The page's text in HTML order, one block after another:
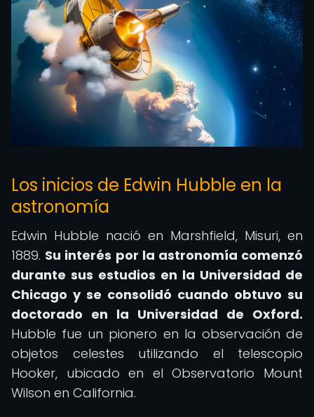
Los inicios de Edwin Hubble en la
astronomía
Edwin Hubble nació en Marshfield, Misuri, en
1889. Su interés por la astronomía comenzó
durante sus estudios en la Universidad de
Chicago y se consolidó cuando obtuvo su
doctorado en la Universidad de Oxford.
Hubble fue un pionero en la observación de
objetos celestes utilizando el telescopio
Hooker, ubicado en el Observatorio Mount
Wilson en California.